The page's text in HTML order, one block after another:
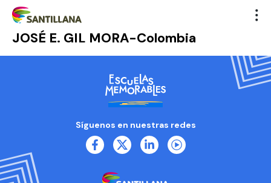
JOSÉ E. GIL MORA-Colombia
Síguenos en nuestras redes